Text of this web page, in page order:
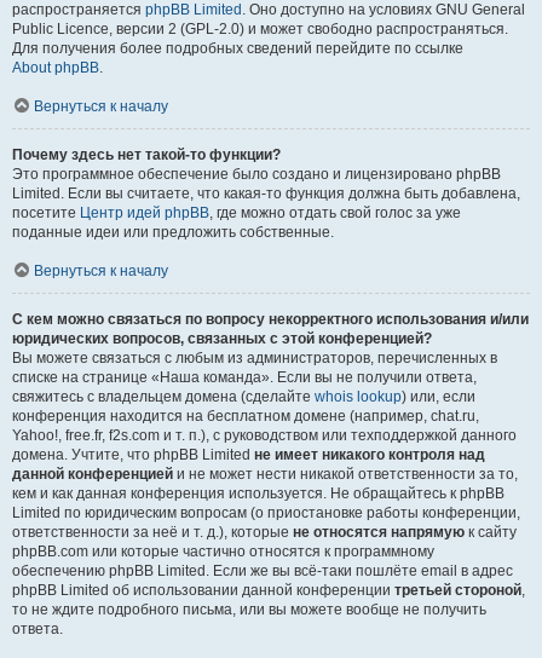
распространяется phpBB Limited . Оно доступно на условиях GNU General
Public Licence, версии 2 (GPL-2.0) и может свободно распространяться.
Для получения более подробных сведений перейдите по ссылке
About phpBB.
Вернуться к началу
Почему здесь нет такой-то функции?
Это программное обеспечение было создано и лицензировано phpBB
Limited. Если вы считаете, что какая-то функция должна быть добавлена,
посетите Центр идей phpBB, где можно отдать свой голос за уже
поданные идеи или предложить собственные.
Вернуться к началу
С кем можно связаться по вопросу некорректного использования и/или
юридических вопросов, связанных с этой конференцией?
Вы можете связаться с любым из администраторов, перечисленных в
списке на странице «Наша команда». Если вы не получили ответа,
свяжитесь с владельцем домена (сделайте whois lookup) или, если
конференция находится на бесплатном домене (например, chat.ru,
Yahoo!, free.fr, f2s.com и т. п.), с руководством или техподдержкой данного
домена. Учтите, что phpBB Limited не имеет никакого контроля над
данной конференцией и не может нести никакой ответственности за то,
кем и как данная конференция используется. Не обращайтесь к phpBB
Limited по юридическим вопросам (о приостановке работы конференции,
ответственности за неё и т. д.), которые не относятся напрямую к сайту
phpBB.com или которые частично относятся к программному
обеспечению phpBB Limited. Если же вы всё-таки пошлёте email в адрес
phpBB Limited об использовании данной конференции третьей стороной,
то не ждите подробного письма, или вы можете вообще не получить
ответа.